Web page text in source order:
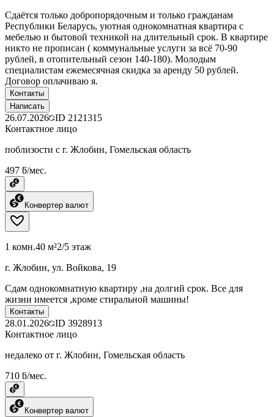
Сдаётся только добропорядочным и только гражданам
Республики Беларусь, уютная однокомнатная квартира с
мебелью и бытовой техникой на длительный срок. В квартире
никто не прописан ( коммунальные услуги за всё 70-90
рублей, в отопительный сезон 140-180). Молодым
специалистам ежемесячная скидка за аренду 50 рублей.
Договор оплачиваю я.
Контакты
Написать
26.07.2026 ID 2121315
Контактное лицо
поблизости с г. Жлобин, Гомельская область
497 ƃ/мес.
Конвертер валют
1 комн.40 м²2/5 этаж
г. Жлобин, ул. Войкова, 19
Сдам однокомнатную квартиру ,на долгий срок. Все для
жизни имеется ,кроме стиральной машины!
Контакты
28.01.2026 ID 3928913
Контактное лицо
недалеко от г. Жлобин, Гомельская область
710 ƃ/мес.
Конвертер валют